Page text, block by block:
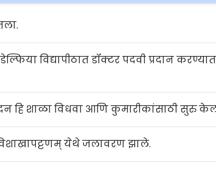
विद्यापीठात डॉक्टर पदवी प्रदान करण्यात
हि शाळा विधवा आणि कुमारीकांसाठी सुरु
येथे जलावरण झाले.